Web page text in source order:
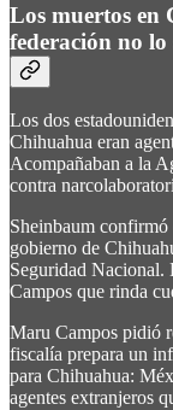
Los muertos en
federación no lo
Los dos
Chihuahua eran
Acompañaban a la
contra
Sheinbaum confirmó
gobierno de
Seguridad Nacional.
Campos que rinda
Maru Campos pidió
fiscalía prepara un
para Chihuahua:
agentes extranjeros